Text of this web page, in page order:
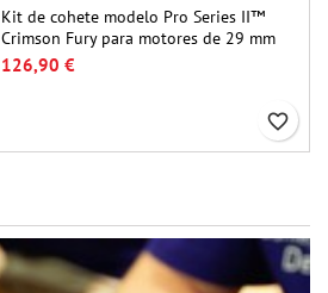
Kit de cohete modelo Pro Series II™
Crimson Fury para motores de 29 mm
tipo E, F y G. Diseñado para coheteros
avanzados, Crimson Fury ofrece
recuperaciones suaves y una experiencia
de construcción tan refinada como los
126,90 €
favorite_border